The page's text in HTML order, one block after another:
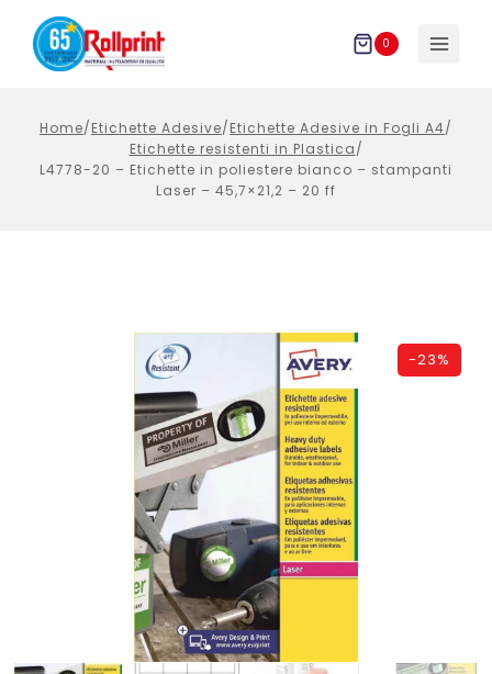
Salta
contenuto
0
Home/Etichette Adesive/Etichette Adesive in Fogli A4/
Etichette resistenti in Plastica/
L4778-20 – Etichette in poliestere bianco – stampanti
Laser – 45,7×21,2 – 20 ff
-23%